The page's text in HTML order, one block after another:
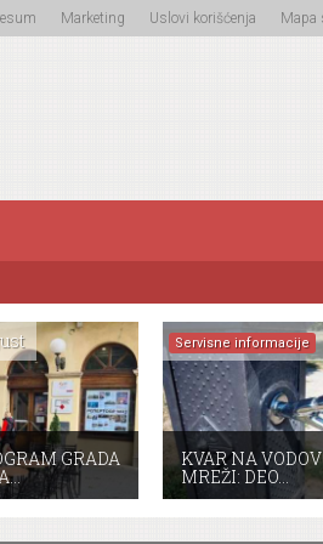
Marketing Uslovi korišćenja Mapa
GRADA
Servisne informacije
KVAR NA
MREŽI: DEO…